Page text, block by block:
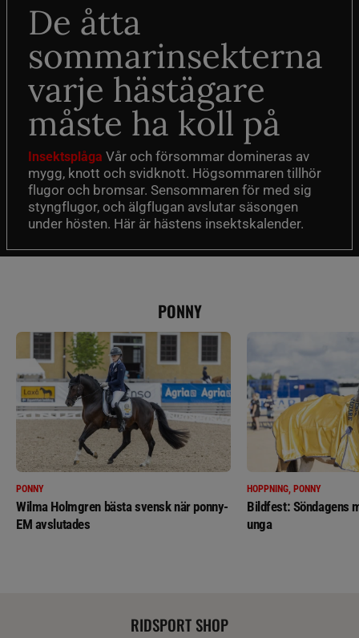
De åtta
sommarinsekterna
varje hästägare
måste ha koll på
Insektsplåga Vår och försommar domineras av
mygg, knott och svidknott. Högsommaren tillhör
flugor och bromsar. Sensommaren för med sig
styngflugor, och älgflugan avslutar säsongen
under hösten. Här är hästens insektskalender.
PONNY
PONNY
Wilma Holmgren bästa svensk när ponny-
EM avslutades
HOPPNING, PONNY
Bildfest: Söndagens
unga
RIDSPORT SHOP